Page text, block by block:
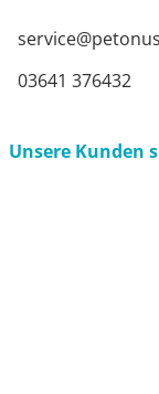
03641 376432
Unsere Kunden